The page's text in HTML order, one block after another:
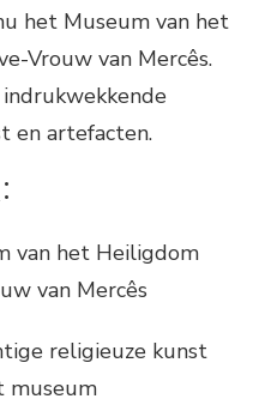
het Museum van het
Vrouw van Mercês.
en artefacten.
van het Heiligdom
van Mercês
religieuze kunst
museum